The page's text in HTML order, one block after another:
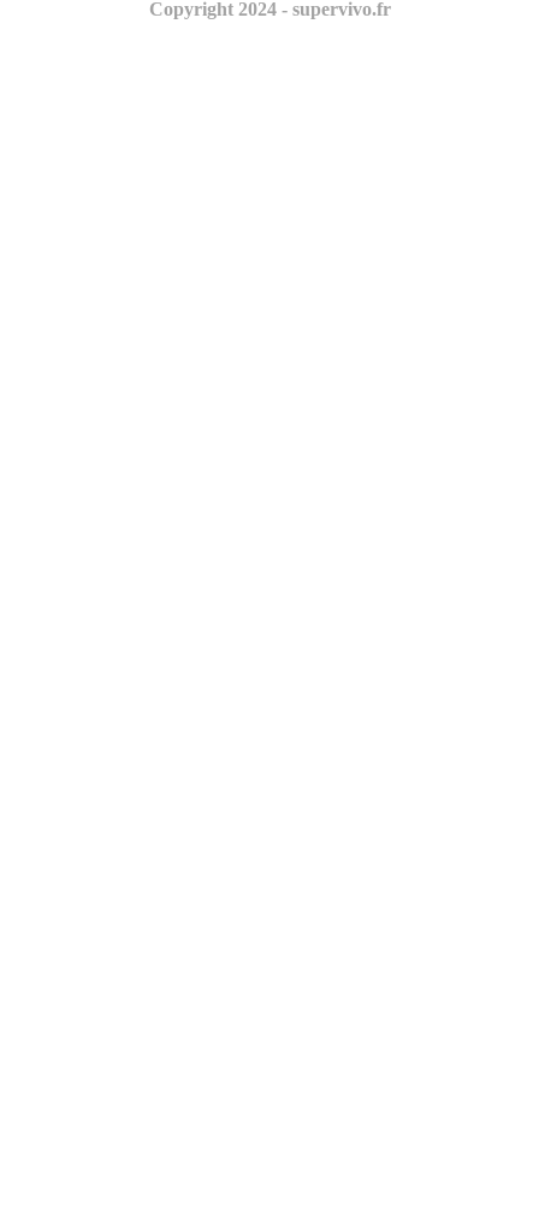
Copyright 2024 - supervivo.fr